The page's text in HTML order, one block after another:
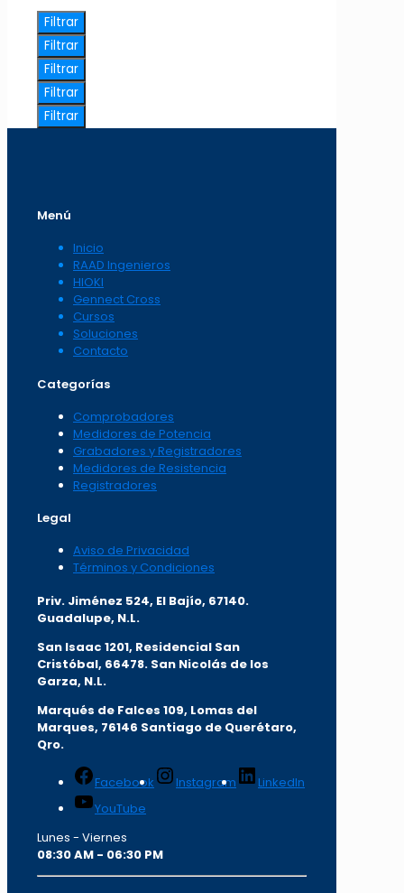
Filtrar
Filtrar
Filtrar
Filtrar
Filtrar
Menú
Inicio
RAAD Ingenieros
HIOKI
Gennect Cross
Cursos
Soluciones
Contacto
Categorías
Comprobadores
Medidores de Potencia
Grabadores y Registradores
Medidores de Resistencia
Registradores
Legal
Aviso de Privacidad
Términos y Condiciones
Priv. Jiménez 524, El Bajío, 67140.
Guadalupe, N.L.
San Isaac 1201, Residencial San
Cristóbal, 66478. San Nicolás de los
Garza, N.L.
Marqués de Falces 109, Lomas del
Marques, 76146 Santiago de Querétaro,
Qro.
Facebook Instagram
LinkedIn
YouTube
Lunes - Viernes
08:30 AM - 06:30 PM